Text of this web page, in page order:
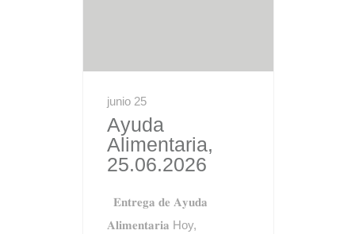
junio 25
Ayuda
Alimentaria,
25.06.2026
𝐄𝐧𝐭𝐫𝐞𝐠𝐚 𝐝𝐞 𝐀𝐲𝐮𝐝𝐚
𝐀𝐥𝐢𝐦𝐞𝐧𝐭𝐚𝐫𝐢𝐚 Hoy,